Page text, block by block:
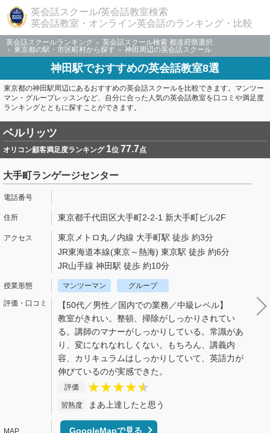
英会話スクール/英会話教室検索
英会話教室・オンライン英会話のランキング・比較
英会話スクールランキング
英会話スクール検索 都道府県選択
東京都の駅・市区町村から探す
神田周辺の英会話スクール
神田駅でおすすめの英会話教室8選
東京都の神田駅周辺にあるおすすめの英会話スクールを比較できます。マンツー
マン・グループレッスンなど、自分に合った人気の英会話教室を口コミや満足度
ランキングとともに探すことができます。
ベルリッツ
オリコン顧客満足度ランキング 1位 77.7点
大手町ランゲージセンター
東京都千代田区大手町2-2-1 新大手町ビル2F
東京メトロ丸ノ内線 大手町駅 徒歩 約3分
JR東海道本線(東京～熱海) 東京駅 徒歩 約6分
JR山手線 神田駅 徒歩 約10分
マンツーマン グループ
【50代／男性／国内での業務／中級レベル】
教室がきれい。整頓、掃除がしっかりされてい
る。講師のマナーがしっかりしている。常識があ
り、変になれなれしくない。もちろん、講義内
容、カリキュラムはしっかりしていて、英語力が
伸びているのが実感できた。
評価
習熟度 まあ上達したと思う
GoogleMapで見る